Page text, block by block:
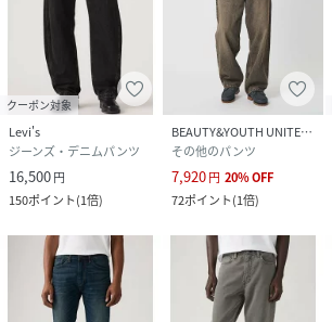
クーポン対象
Levi's
ジーンズ・デニムパンツ
16,500円
150ポイント(1倍)
BEAUTY&YOUTH UNITED ARROWS
その他のパンツ
7,920円 20%OFF
72ポイント(1倍)